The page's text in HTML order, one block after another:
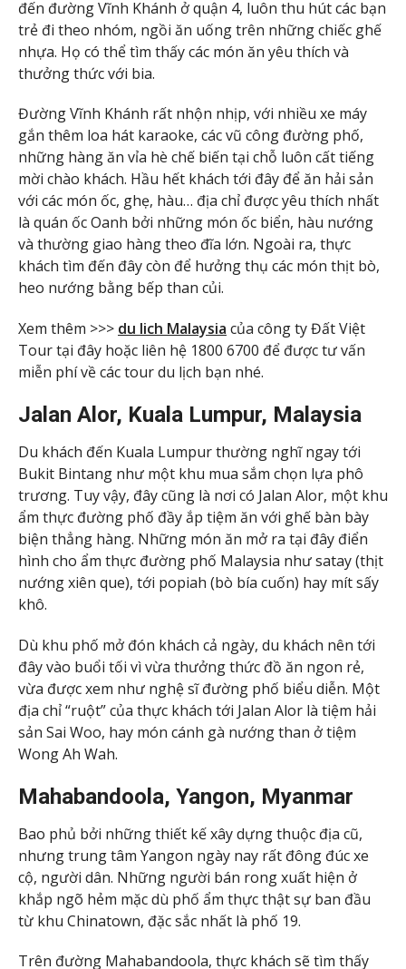
đến đường Vĩnh Khánh ở quận 4, luôn thu hút các bạn
trẻ đi theo nhóm, ngồi ăn uống trên những chiếc ghế
nhựa. Họ có thể tìm thấy các món ăn yêu thích và
thưởng thức với bia.
Đường Vĩnh Khánh rất nhộn nhịp, với nhiều xe máy
gắn thêm loa hát karaoke, các vũ công đường phố,
những hàng ăn vỉa hè chế biến tại chỗ luôn cất tiếng
mời chào khách. Hầu hết khách tới đây để ăn hải sản
với các món ốc, ghẹ, hàu… địa chỉ được yêu thích nhất
là quán ốc Oanh bởi những món ốc biển, hàu nướng
và thường giao hàng theo đĩa lớn. Ngoài ra, thực
khách tìm đến đây còn để hưởng thụ các món thịt bò,
heo nướng bằng bếp than củi.
Xem thêm >>> du lich Malaysia của công ty Đất Việt
Tour tại đây hoặc liên hệ 1800 6700 để được tư vấn
miễn phí về các tour du lịch bạn nhé.
Jalan Alor, Kuala Lumpur, Malaysia
Du khách đến Kuala Lumpur thường nghĩ ngay tới
Bukit Bintang như một khu mua sắm chọn lựa phô
trương. Tuy vậy, đây cũng là nơi có Jalan Alor, một khu
ẩm thực đường phố đầy ắp tiệm ăn với ghế bàn bày
biện thẳng hàng. Những món ăn mở ra tại đây điển
hình cho ẩm thực đường phố Malaysia như satay (thịt
nướng xiên que), tới popiah (bò bía cuốn) hay mít sấy
khô.
Dù khu phố mở đón khách cả ngày, du khách nên tới
đây vào buổi tối vì vừa thưởng thức đồ ăn ngon rẻ,
vừa được xem như nghệ sĩ đường phố biểu diễn. Một
địa chỉ “ruột” của thực khách tới Jalan Alor là tiệm hải
sản Sai Woo, hay món cánh gà nướng than ở tiệm
Wong Ah Wah.
Mahabandoola, Yangon, Myanmar
Bao phủ bởi những thiết kế xây dựng thuộc địa cũ,
nhưng trung tâm Yangon ngày nay rất đông đúc xe
cộ, người dân. Những người bán rong xuất hiện ở
khắp ngõ hẻm mặc dù phố ẩm thực thật sự ban đầu
từ khu Chinatown, đặc sắc nhất là phố 19.
Trên đường Mahabandoola, thực khách sẽ tìm thấy